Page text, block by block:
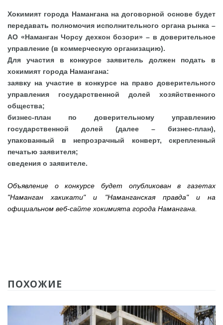
Хокимият города Намангана на договорной основе будет
передавать полномочия исполнительного органа рынка –
АО «Наманган Чорсу дехкон бозори» – в доверительное
управление (в коммерческую организацию).
Для участия в конкурсе заявитель должен подать в
хокимият города Намангана:
заявку на участие в конкурсе на право доверительного
управления государственной долей хозяйственного
общества;
бизнес-план по доверительному управлению
государственной долей (далее – бизнес-план),
упакованный в непрозрачный конверт, скрепленный
печатью заявителя;
сведения о заявителе.
Объявление о конкурсе будет опубликован в газетах
"Наманган хакикати" и "Наманганская правда" и на
официальном веб-сайте хокимията города Намангана.
ПОХОЖИЕ